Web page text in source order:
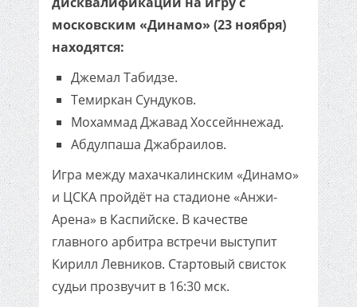
московским «Динамо» (23 ноября)
находятся:
Джемал Табидзе.
Темиркан Сундуков.
Мохаммад Джавад Хоссейннежад.
Абдулпаша Джабраилов.
Игра между махачкалинским «Динамо»
и ЦСКА пройдёт на стадионе «Анжи-
Арена» в Каспийске. В качестве
главного арбитра встречи выступит
Кирилл Левников. Стартовый свисток
судьи прозвучит в 16:30 мск.